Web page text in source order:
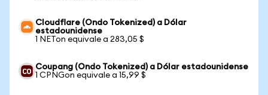
Cloudflare (Ondo Tokenized) a Dólar
estadounidense
1 NETon equivale a 283,05 $
Coupang (Ondo Tokenized) a Dólar estadounidense
1 CPNGon equivale a 15,99 $